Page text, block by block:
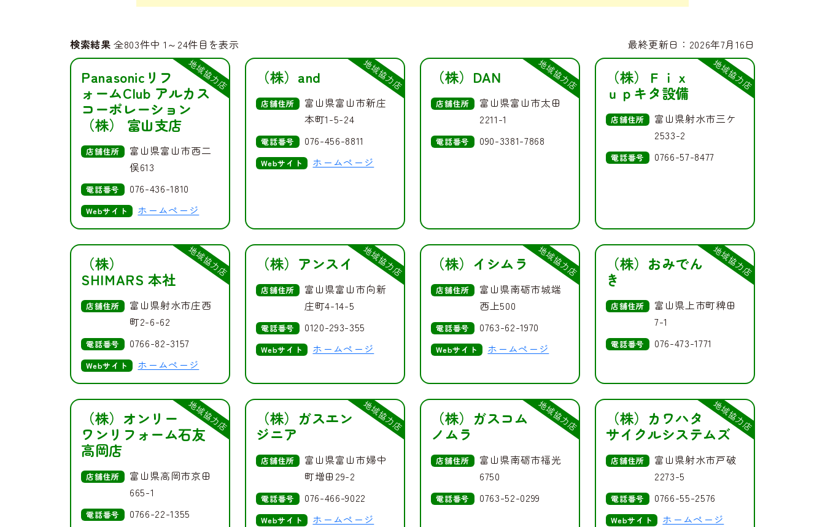
検索結果 全803件中 1～24件目を表示 最終更新日：2026年7月16日
地域協力店
Panasonicリフ
ォームClub アルカス
コーポレーション
（株） 富山支店
店舗住所
富山県富山市西二
俣613
電話番号 076-436-1810
Webサイト ホームページ
地域協力店
（株）and
店舗住所
富山県富山市新庄
本町1-5-24
電話番号 076-456-8811
Webサイト ホームページ
地域協力店
（株）DAN
店舗住所
富山県富山市太田
2211-1
電話番号 090-3381-7868
地域協力店
（株）Ｆｉｘ
ｕｐキタ設備
店舗住所
富山県射水市三ケ
2533-2
電話番号 0766-57-8477
地域協力店
（株）
SHIMARS 本社
店舗住所
富山県射水市庄西
町2-6-62
電話番号 0766-82-3157
Webサイト ホームページ
地域協力店
（株）アンスイ
店舗住所
富山県富山市向新
庄町4-14-5
電話番号 0120-293-355
Webサイト ホームページ
地域協力店
（株）イシムラ
店舗住所
富山県南砺市城端
西上500
電話番号 0763-62-1970
Webサイト ホームページ
地域協力店
（株）おみでん
き
店舗住所
富山県上市町稗田
7-1
電話番号 076-473-1771
地域協力店
（株）オンリー
ワンリフォーム石友
高岡店
店舗住所
富山県高岡市京田
665-1
電話番号 0766-22-1355
地域協力店
（株）ガスエン
ジニア
店舗住所
富山県富山市婦中
町増田29-2
電話番号 076-466-9022
Webサイト ホームページ
地域協力店
（株）ガスコム
ノムラ
店舗住所
富山県南砺市福光
6750
電話番号 0763-52-0299
地域協力店
（株）カワハタ
サイクルシステムズ
店舗住所
富山県射水市戸破
2273-5
電話番号 0766-55-2576
Webサイト ホームページ